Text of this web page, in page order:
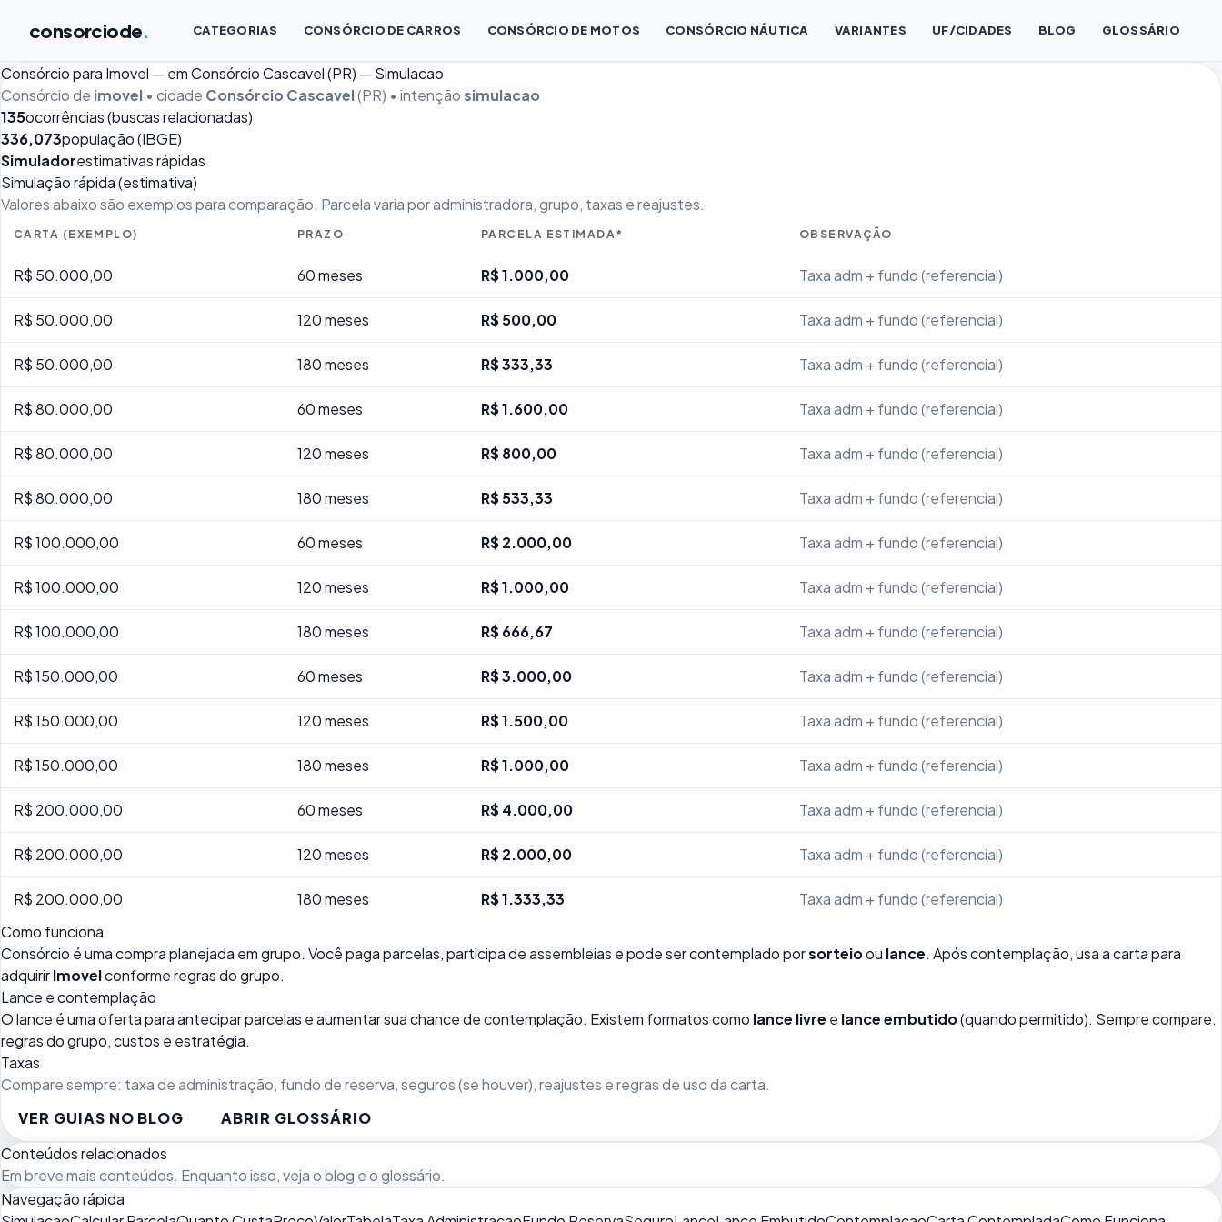
consorciode. CATEGORIAS CONSÓRCIO DE CARROS CONSÓRCIO DE MOTOS CONSÓRCIO NÁUTICA VARIANTES UF/CIDADES BLOG GLOSSÁRIO
Consórcio para Imovel — em Consórcio Cascavel (PR) — Simulacao
Consórcio de imovel • cidade Consórcio Cascavel(PR) • intençãosimulacao
135ocorrências (buscas relacionadas)
336,073população (IBGE)
Simuladorestimativas rápidas
Simulação rápida (estimativa)
Valores abaixo são exemplos para comparação. Parcela varia por administradora, grupo, taxas e reajustes.
CARTA (EXEMPLO) PRAZO PARCELA ESTIMADA* OBSERVAÇÃO
R$ 50.000,00 60 meses R$ 1.000,00 Taxa adm + fundo (referencial)
R$ 50.000,00 120 meses R$ 500,00 Taxa adm + fundo (referencial)
R$ 50.000,00 180 meses R$ 333,33 Taxa adm + fundo (referencial)
R$ 80.000,00 60 meses R$ 1.600,00 Taxa adm + fundo (referencial)
R$ 80.000,00 120 meses R$ 800,00 Taxa adm + fundo (referencial)
R$ 80.000,00 180 meses R$ 533,33 Taxa adm + fundo (referencial)
R$ 100.000,00 60 meses R$ 2.000,00 Taxa adm + fundo (referencial)
R$ 100.000,00 120 meses R$ 1.000,00 Taxa adm + fundo (referencial)
R$ 100.000,00 180 meses R$ 666,67 Taxa adm + fundo (referencial)
R$ 150.000,00 60 meses R$ 3.000,00 Taxa adm + fundo (referencial)
R$ 150.000,00 120 meses R$ 1.500,00 Taxa adm + fundo (referencial)
R$ 150.000,00 180 meses R$ 1.000,00 Taxa adm + fundo (referencial)
R$ 200.000,00 60 meses R$ 4.000,00 Taxa adm + fundo (referencial)
R$ 200.000,00 120 meses R$ 2.000,00 Taxa adm + fundo (referencial)
R$ 200.000,00 180 meses R$ 1.333,33
Taxa adm + fundo (referencial)
Como funciona
Consórcio é uma compra planejada em grupo. Você paga parcelas, participa de assembleias e pode ser contemplado porsorteioou lance. Após contemplação, usa a carta para
adquirirImovelconforme regras do grupo.
Lance e contemplação
O lance é uma oferta para antecipar parcelas e aumentar sua chance de contemplação. Existem formatos como lance livre e lance embutido(quando permitido). Sempre compare:
regras do grupo, custos e estratégia.
Taxas
Compare sempre: taxa de administração, fundo de reserva, seguros (se houver), reajustes e regras de uso da carta.
VER GUIAS NO BLOG
ABRIR GLOSSÁRIO
Conteúdos relacionados
Em breve mais conteúdos. Enquanto isso, vejao blog e oglossário.
Navegação rápida